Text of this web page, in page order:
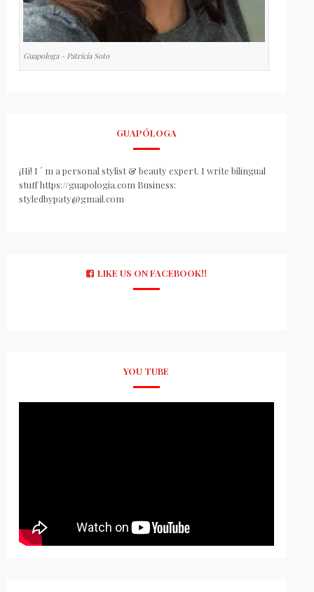
Guapologa - Patricia Soto
GUAPÓLOGA
¡Hi! I ´ m a personal stylist & beauty expert. I write bilingual
stuff https://guapologia.com Business:
styledbypaty@gmail.com
LIKE US ON FACEBOOK!!
YOU TUBE